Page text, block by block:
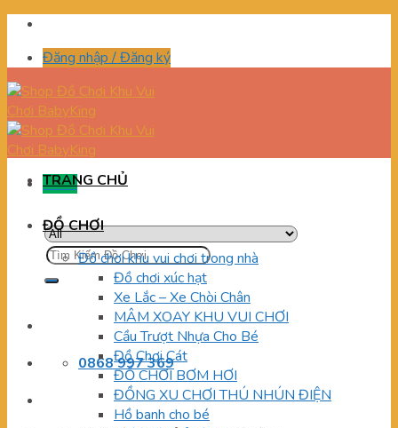
Skip
contentĐăng nhập / Đăng ký
Menu
Tìm
kiếm:
0868 997 369
TRANG CHỦ
ĐỒ CHƠI
Đồ chơi khu vui chơi trong nhà
Đồ chơi xúc hạt
Xe Lắc – Xe Chòi Chân
MÂM XOAY KHU VUI CHƠI
Cầu Trượt Nhựa Cho Bé
Đồ Chơi Cát
ĐỒ CHƠI BƠM HƠI
ĐỒNG XU CHƠI THÚ NHÚN ĐIỆN
Hồ banh cho bé